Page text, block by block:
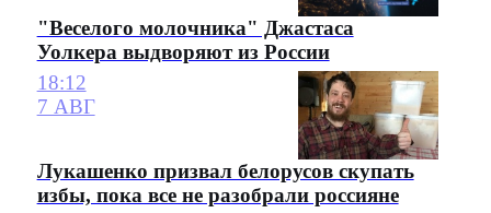
"Веселого молочника" Джастаса
Уолкера выдворяют из России
18:12
7 АВГ
Лукашенко призвал белорусов скупать
избы, пока все не разобрали россияне